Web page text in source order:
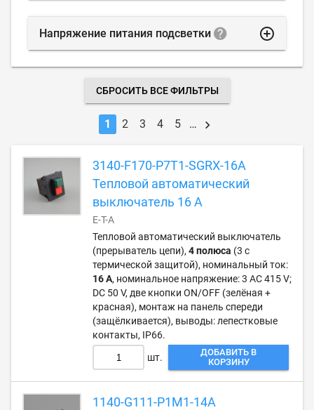
highlight_off
Напряжение питания подсветки
СБРОСИТЬ ВСЕ ФИЛЬТРЫ
1 2 3 4 5 …
3140-F170-P7T1-SGRX-16A
Тепловой автоматический
выключатель 16 А
E-T-A
Тепловой автоматический выключатель
(прерыватель цепи), 4 полюса (3 с
термической защитой), номинальный ток:
16 А, номинальное напряжение: 3 AC 415 V;
DC 50 V, две кнопки ON/OFF (зелёная +
красная), монтаж на панель спереди
(защёлкивается), выводы: лепестковые
контакты, IP66.
шт.
ДОБАВИТЬ В
КОРЗИНУ
1140-G111-P1M1-14A